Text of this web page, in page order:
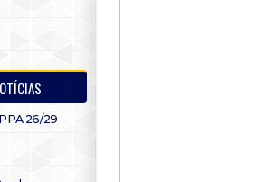
26/29